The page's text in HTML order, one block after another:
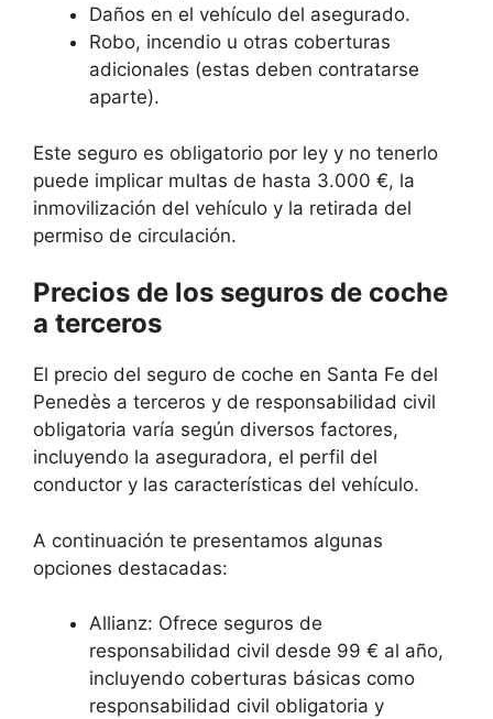
Daños en el vehículo del asegurado.
Robo, incendio u otras coberturas
adicionales (estas deben contratarse
aparte).
Este seguro es obligatorio por ley y no tenerlo
puede implicar multas de hasta 3.000 €, la
inmovilización del vehículo y la retirada del
permiso de circulación.
Precios de los seguros de coche
a terceros
El precio del seguro de coche en Santa Fe del
Penedès a terceros y de responsabilidad civil
obligatoria varía según diversos factores,
incluyendo la aseguradora, el perfil del
conductor y las características del vehículo.
A continuación te presentamos algunas
opciones destacadas:
Allianz: Ofrece seguros de
responsabilidad civil desde 99 € al año,
incluyendo coberturas básicas como
responsabilidad civil obligatoria y